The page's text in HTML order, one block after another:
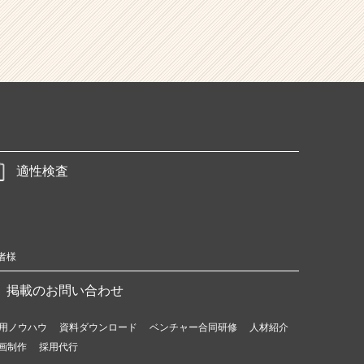
適性検査
様
掲載のお問い合わせ
ノウハウ 資料ダウンロード ベンチャー合同研修
人材紹介
制作
採用代行